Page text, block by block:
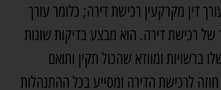
דין מקרקעין רכישת דירה; כלומר עורך
של רכישת דירה. הוא מבצע בדיקות שונות
ברשויות ומוודא שהכול תקין ותואם
לרכישת הדירה ומסייע בכל ההתנהלות